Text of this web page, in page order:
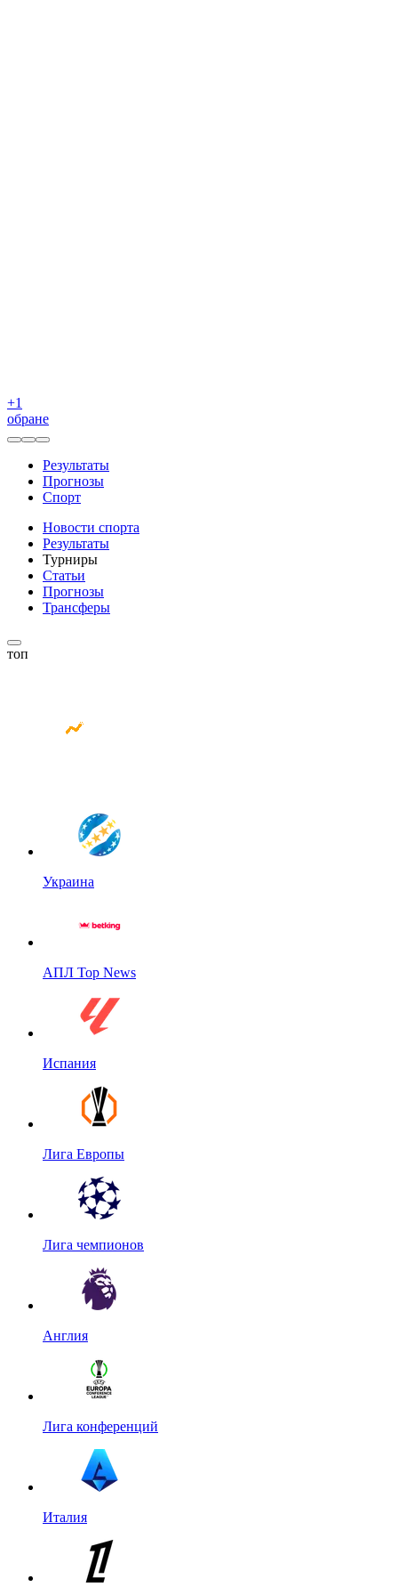
+1
обране
Результаты
Прогнозы
Спорт
Новости спорта
Результаты
Турниры
Статьи
Прогнозы
Трансферы
топ
Украина
АПЛ Top News
Испания
Лига Европы
Лига чемпионов
Англия
Лига конференций
Италия